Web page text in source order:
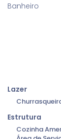
Banheiro
Área de
uma vista livre
Lazer
Estrutura
Cozinha